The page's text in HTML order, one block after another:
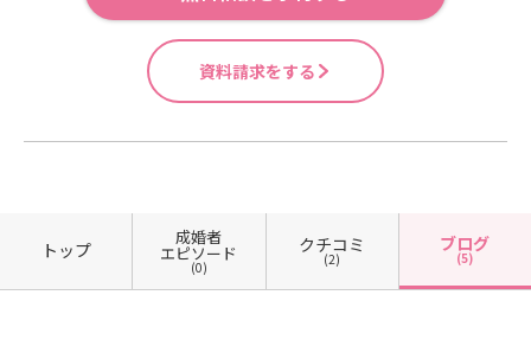
か」になるには？一番は日頃から
が話している時の自分の表情、見た
ことある？実はない人の方が多いと
思います。鏡の前で自己紹介をして
みてほしい鏡の前で相手に聞きたい
ミュニケーションにおける伝達の割
合は「言葉」そのものよりも「見た
目」「音」といった外見が９割を占
めます！！！！表情が半分を占めて
資料請求をする
トップ
成婚者
エピソード
(0)
クチコミ
(2)
ブログ
(5)